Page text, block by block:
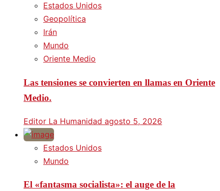
Estados Unidos
Geopolítica
Irán
Mundo
Oriente Medio
Las tensiones se convierten en llamas en Oriente
Medio.
Editor La Humanidad agosto 5, 2026
Estados Unidos
Mundo
El «fantasma socialista»: el auge de la